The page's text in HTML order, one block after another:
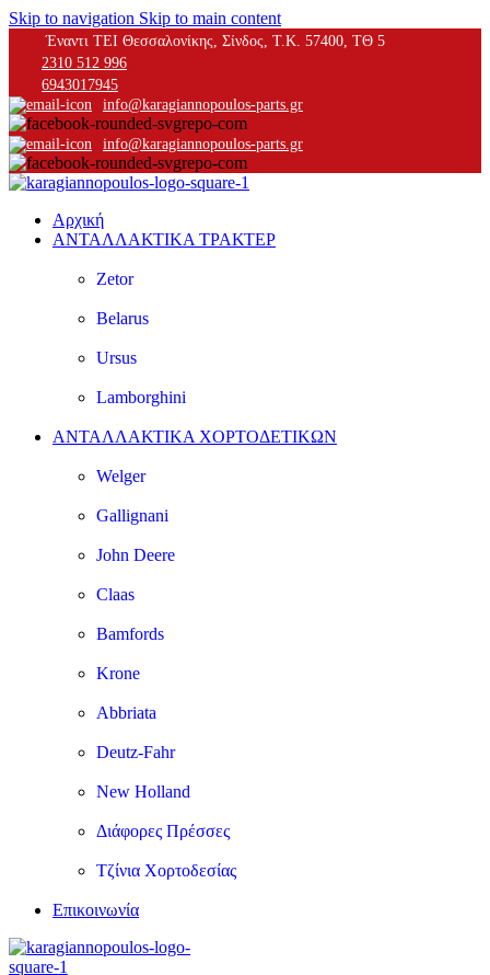
Skip to navigation Skip to main content
Έναντι ΤΕΙ Θεσσαλονίκης, Σίνδος, Τ.Κ. 57400, ΤΘ 5
2310 512 996
6943017945
info@karagiannopoulos-parts.gr
info@karagiannopoulos-parts.gr
Αρχική
ΑΝΤΑΛΛΑΚΤΙΚΑ ΤΡΑΚΤΕΡ
Zetor
Belarus
Ursus
Lamborghini
ΑΝΤΑΛΛΑΚΤΙΚΑ ΧΟΡΤΟΔΕΤΙΚΩΝ
Welger
Gallignani
John Deere
Claas
Bamfords
Krone
Abbriata
Deutz-Fahr
New Holland
Διάφορες Πρέσσες
Τζίνια Χορτοδεσίας
Επικοινωνία